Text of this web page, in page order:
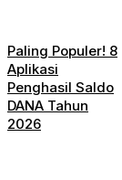
Paling Populer! 8
Aplikasi
Penghasil Saldo
DANA Tahun
2026